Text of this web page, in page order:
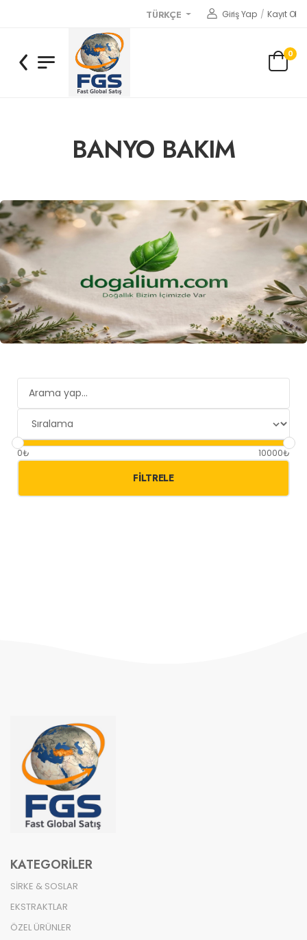
TÜRKÇE Giriş Yap / Kayıt Ol
0
BANYO BAKIM
0₺ 10000₺
FILTRELE
KATEGORILER
SİRKE & SOSLAR
EKSTRAKTLAR
ÖZEL ÜRÜNLER